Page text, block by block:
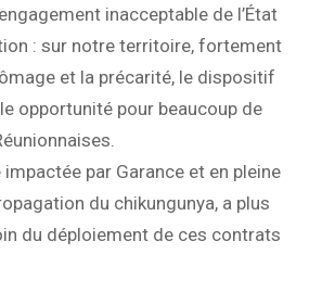
inacceptable de l’État
: sur notre territoire, fortement
et la précarité, le dispositif
opportunité pour beaucoup de
par Garance et en pleine
du chikungunya, a plus
du déploiement de ces contrats